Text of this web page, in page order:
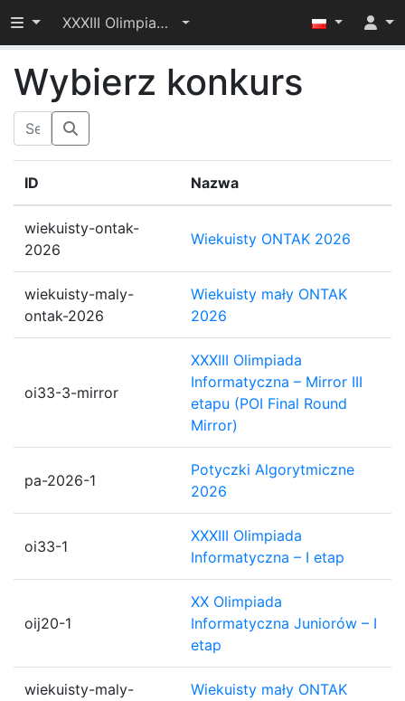
Przełącz widoczność menu
XXXIII Olimpiada Informatyczna – I etap
Wybierz konkurs
ID Nazwa
wiekuisty-ontak-
2026
Wiekuisty ONTAK 2026
wiekuisty-maly-
ontak-2026
Wiekuisty mały ONTAK
2026
oi33-3-mirror
XXXIII Olimpiada
Informatyczna – Mirror III
etapu (POI Final Round
Mirror)
pa-2026-1
Potyczki Algorytmiczne
2026
oi33-1
XXXIII Olimpiada
Informatyczna – I etap
oij20-1
XX Olimpiada
Informatyczna Juniorów – I
etap
wiekuisty-maly-
Wiekuisty mały ONTAK